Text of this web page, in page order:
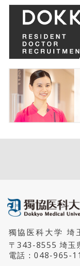
遺伝カウンセリ
リプロダクショ
超音波センター
周産期母子医療セ
移植センター
放射線部
病理診断科
臨床工学部
医療安全管理室
臨床研修センター
感染制御部
臨床研究支援室
獨協医科大学 埼
〒343-8555 埼玉
電話：048-965-